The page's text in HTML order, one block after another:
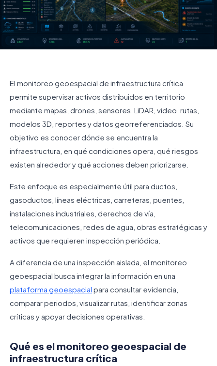
El monitoreo geoespacial de infraestructura crítica
permite supervisar activos distribuidos en territorio
mediante mapas, drones, sensores, LiDAR, video, rutas,
modelos 3D, reportes y datos georreferenciados. Su
objetivo es conocer dónde se encuentra la
infraestructura, en qué condiciones opera, qué riesgos
existen alrededor y qué acciones deben priorizarse.
Este enfoque es especialmente útil para ductos,
gasoductos, líneas eléctricas, carreteras, puentes,
instalaciones industriales, derechos de vía,
telecomunicaciones, redes de agua, obras estratégicas y
activos que requieren inspección periódica.
A diferencia de una inspección aislada, el monitoreo
geoespacial busca integrar la información en una
plataforma geoespacial para consultar evidencia,
comparar periodos, visualizar rutas, identificar zonas
críticas y apoyar decisiones operativas.
Qué es el monitoreo geoespacial de
infraestructura crítica